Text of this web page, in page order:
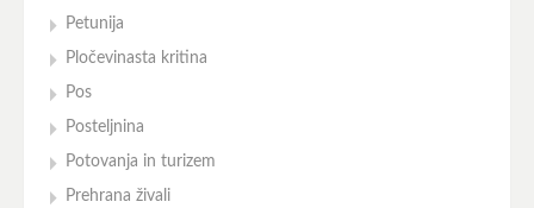
Petunija
Pločevinasta kritina
Pos
Posteljnina
Potovanja in turizem
Prehrana živali